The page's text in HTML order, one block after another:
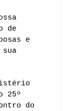
de
e
25º
do